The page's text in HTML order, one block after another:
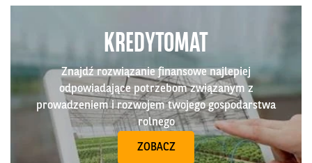
KREDYTOMAT
Znajdź rozwiązanie finansowe najlepiej
odpowiadające potrzebom związanym z
prowadzeniem i rozwojem twojego gospodarstwa
rolnego
ZOBACZ